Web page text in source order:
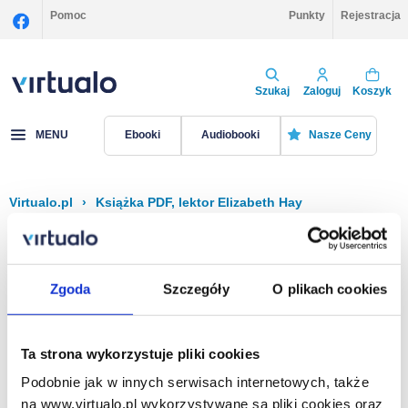
Zgoda Szczegóły O plikach cookies
Ta strona wykorzystuje pliki cookies
Podobnie jak w innych serwisach internetowych, także
na www.virtualo.pl wykorzystywane są pliki cookies oraz
Pomoc Punkty Rejestracja
Szukaj Zaloguj Koszyk
MENU Ebooki Audiobooki Nasze Ceny
Virtualo.pl › Książka PDF, lektor Elizabeth Hay
Filtruj Sortuj
Na stronie